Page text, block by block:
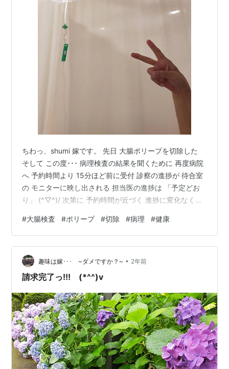
ちわっ、shumi 嫁です。 先日 大腸ポリープを切除した
そして この度･･･ 病理検査の結果を聞くために 再度病院
へ 予約時間より 15分ほど前に受付 診察の進捗が 待合室
の モニターに映し出される 担当医の進捗は 「予定どお
り」 (^▽^)/ 次第に 予約時間が近づく 進捗に変化なく
の表示は しばらく続いた･･･ そして しばらくして 「予定
どおり」に まだ 受付番号は 表示されない･･･ 再び 「20
分遅れ」 になったが 間もなく 「予定どおり」 (^▽^;) そ
して 受付番号が表示された (^▽^)/ 診察室前で待つ…
#大腸検査 #ポリープ #切除 #病理 #健康
趣味は嫁･･･ ~ダメですか？~ • 2年前
請求完了っ!!! (*^^)v